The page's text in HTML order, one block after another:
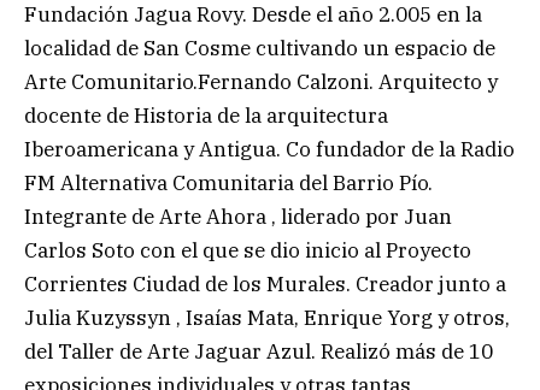
Fundación Jagua Rovy. Desde el año 2.005 en la
localidad de San Cosme cultivando un espacio de
Arte Comunitario.Fernando Calzoni. Arquitecto y
docente de Historia de la arquitectura
Iberoamericana y Antigua. Co fundador de la Radio
FM Alternativa Comunitaria del Barrio Pío.
Integrante de Arte Ahora , liderado por Juan
Carlos Soto con el que se dio inicio al Proyecto
Corrientes Ciudad de los Murales. Creador junto a
Julia Kuzyssyn , Isaías Mata, Enrique Yorg y otros,
del Taller de Arte Jaguar Azul. Realizó más de 10